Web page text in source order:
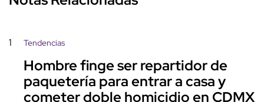
1 Tendencias
Hombre finge ser repartidor de
paquetería para entrar a casa y
cometer doble homicidio en CDMX